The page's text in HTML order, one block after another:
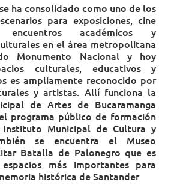
ha consolidado como uno de los
para exposiciones, cine
encuentros académicos y
en el área metropolitana
Monumento Nacional y hoy
culturales, educativos y
es ampliamente reconocido por
y artistas. Allí funciona la
de Artes de Bucaramanga
programa público de formación
Municipal de Cultura y
se encuentra el Museo
Batalla de Palonegro que es
más importantes para
histórica de Santander